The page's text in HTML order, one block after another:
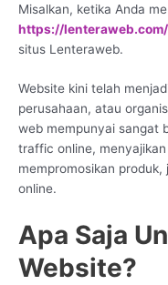
Misalkan, ketika Anda
https://lenteraweb.com/
situs Lenteraweb.
Website kini telah
perusahaan, atau
web mempunyai sangat
traffic online,
mempromosikan
online.
Apa Saja
Website?